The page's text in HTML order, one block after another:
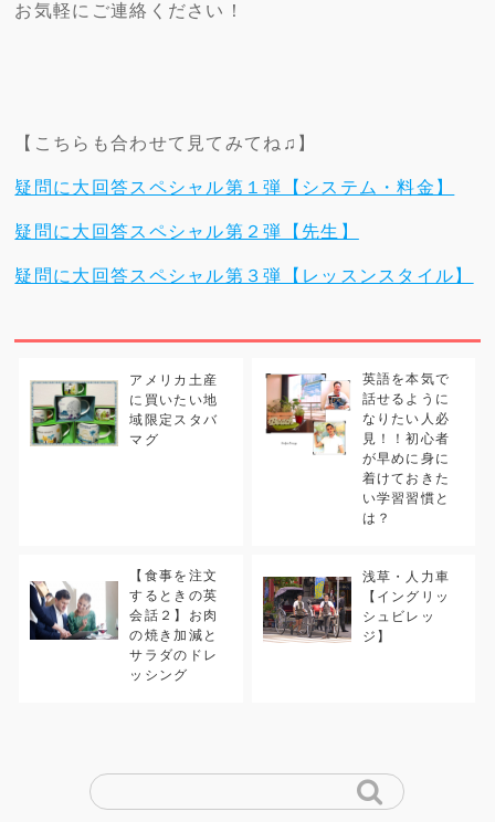
お気軽にご連絡ください！
【こちらも合わせて見てみてね♫】
疑問に大回答スペシャル第１弾【システム・料金】
疑問に大回答スペシャル第２弾【先生】
疑問に大回答スペシャル第３弾【レッスンスタイル】
アメリカ土産
に買いたい地
域限定スタバ
マグ
英語を本気で
話せるように
なりたい人必
見！！初心者
が早めに身に
着けておきた
い学習習慣と
は？
【食事を注文
するときの英
会話２】お肉
の焼き加減と
サラダのドレ
ッシング
浅草・人力車
【イングリッ
シュビレッ
ジ】